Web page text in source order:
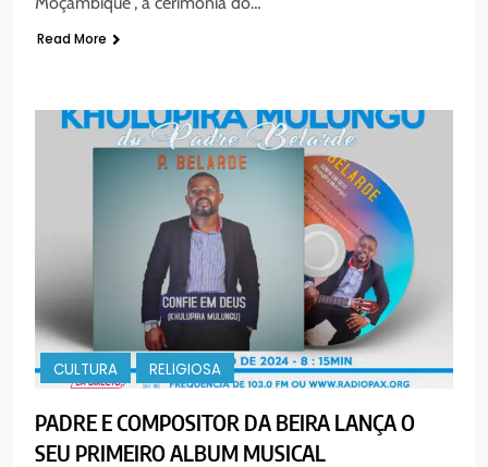
Read More
CULTURA RELIGIOSA
PADRE E COMPOSITOR DA BEIRA LANÇA O
SEU PRIMEIRO ALBUM MUSICAL